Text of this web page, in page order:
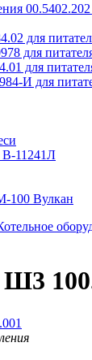
00.5402.202
для
для
для
И для
В-11241Л
100 Вулкан